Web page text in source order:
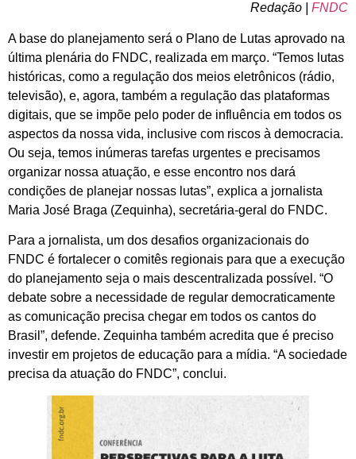
Redação | FNDC
A base do planejamento será o Plano de Lutas aprovado na
última plenária do FNDC, realizada em março. “Temos lutas
históricas, como a regulação dos meios eletrônicos (rádio,
televisão), e, agora, também a regulação das plataformas
digitais, que se impõe pelo poder de influência em todos os
aspectos da nossa vida, inclusive com riscos à democracia.
Ou seja, temos inúmeras tarefas urgentes e precisamos
organizar nossa atuação, e esse encontro nos dará
condições de planejar nossas lutas”, explica a jornalista
Maria José Braga (Zequinha), secretária-geral do FNDC.
Para a jornalista, um dos desafios organizacionais do
FNDC é fortalecer o comitês regionais para que a execução
do planejamento seja o mais descentralizada possível. “O
debate sobre a necessidade de regular democraticamente
as comunicação precisa chegar em todos os cantos do
Brasil”, defende. Zequinha também acredita que é preciso
investir em projetos de educação para a mídia. “A sociedade
precisa da atuação do FNDC”, conclui.